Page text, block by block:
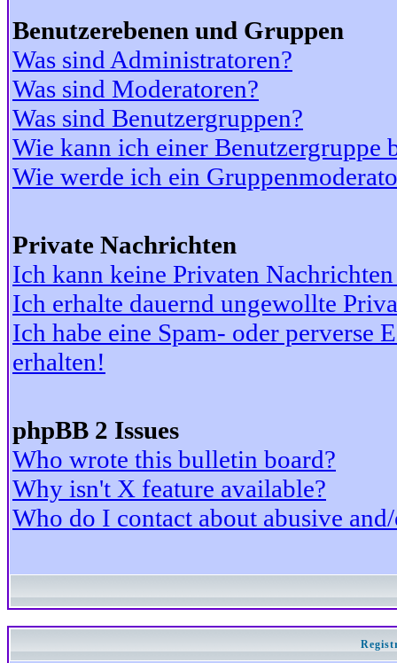
Benutzerebenen und Gruppen
Was sind Administratoren?
Was sind Moderatoren?
Was sind Benutzergruppen?
Wie kann ich einer Benutzergruppe
Wie werde ich ein
Private Nachrichten
Ich kann keine Privaten
Ich erhalte dauernd ungewollte
Ich habe eine Spam- oder perverse
erhalten!
phpBB 2 Issues
Who wrote this bulletin board?
Why isn't X feature available?
Who do I contact about abusive